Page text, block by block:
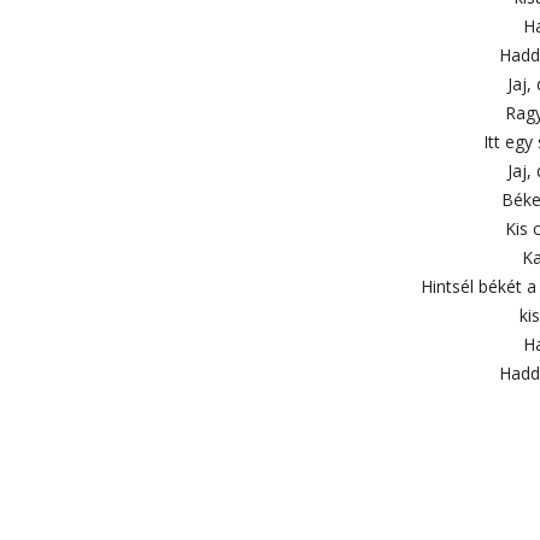
Jaj,
Itt egy
Jaj,
Kis
Hintsél békét